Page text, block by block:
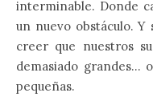
interminable. Donde
un nuevo obstáculo. Y
creer que nuestros
demasiado grandes…
pequeñas.